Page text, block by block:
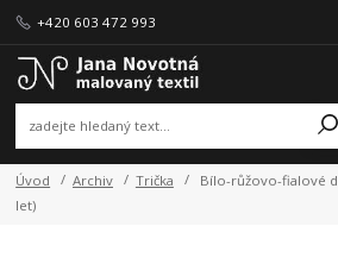
+420 603 472 993
Úvod Archiv Trička
Bílo-růžovo-fialové
let)